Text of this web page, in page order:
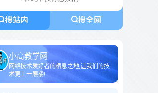
搜站内 搜全网
小高教学网
网络技术爱好者的栖息之地,让我们的技
术更上一层楼!